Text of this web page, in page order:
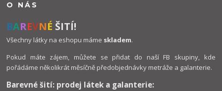
O NÁS
BAREVNÉ ŠITÍ!
Všechny látky na eshopu máme skladem.
Pokud máte zájem, můžete se přidat do naší FB skupiny, kde
pořádáme několikrát měsíčně předobjednávky metráže a galanterie.
Barevné šití: prodej látek a galanterie: